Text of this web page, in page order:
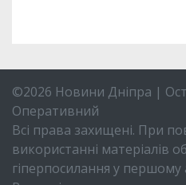
©2026 Новини Дніпра |
Оперативний
Всі права захищені. При
використанні матеріалів
гіперпосилання у першому